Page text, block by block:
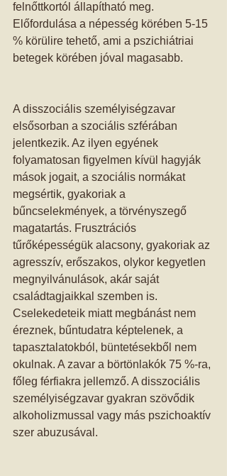
felnőttkortól állapítható meg.
Előfordulása a népesség körében 5-15
% körülire tehető, ami a pszichiátriai
betegek körében jóval magasabb.
A disszociális személyiségzavar
elsősorban a szociális szférában
jelentkezik. Az ilyen egyének
folyamatosan figyelmen kívül hagyják
mások jogait, a szociális normákat
megsértik, gyakoriak a
bűncselekmények, a törvényszegő
magatartás. Frusztrációs
tűrőképességük alacsony, gyakoriak az
agresszív, erőszakos, olykor kegyetlen
megnyilvánulások, akár saját
családtagjaikkal szemben is.
Cselekedeteik miatt megbánást nem
éreznek, bűntudatra képtelenek, a
tapasztalatokból, büntetésekből nem
okulnak. A zavar a börtönlakók 75 %-ra,
főleg férfiakra jellemző. A disszociális
személyiségzavar gyakran szövődik
alkoholizmussal vagy más pszichoaktív
szer abuzusával.